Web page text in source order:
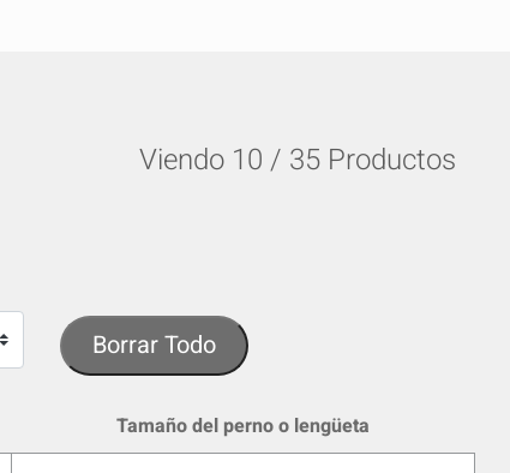
keyboard_arrow_downOCULTAR
Viendo 10 / 35 Productos
Borrar Todo
Tamaño del perno o lengüeta